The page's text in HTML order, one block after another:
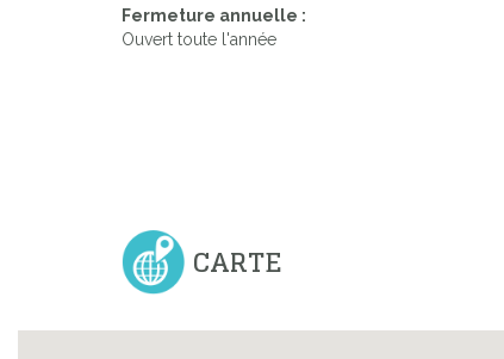
Fermeture annuelle :
Ouvert toute l'année
CARTE